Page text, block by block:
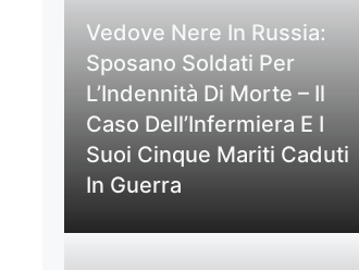
Vedove Nere In Russia:
Sposano Soldati Per
L’Indennità Di Morte – Il
Caso Dell’Infermiera E I
Suoi Cinque Mariti Caduti
In Guerra